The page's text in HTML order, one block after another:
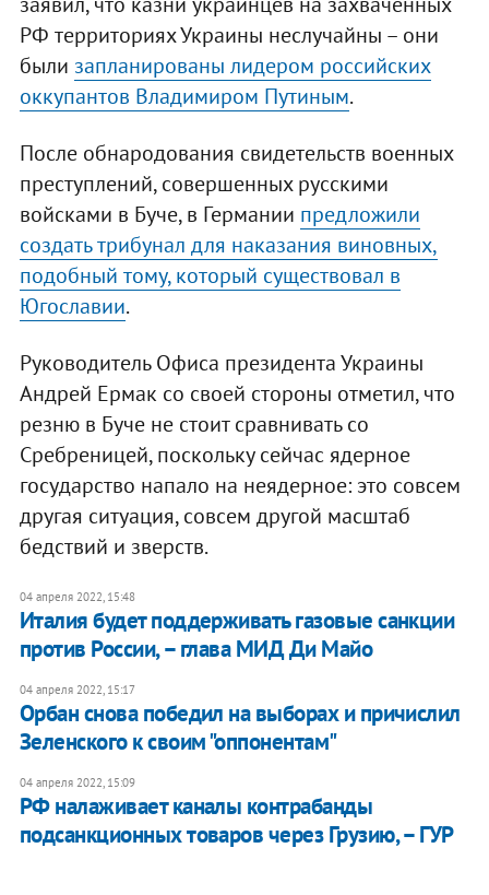
РФ территориях Украины неслучайны – они
были запланированы лидером российских
оккупантов Владимиром Путиным.
После обнародования свидетельств военных
преступлений, совершенных русскими
войсками в Буче, в Германии предложили
создать трибунал для наказания виновных,
подобный тому, который существовал в
Югославии.
Руководитель Офиса президента Украины
Андрей Ермак со своей стороны отметил, что
резню в Буче не стоит сравнивать со
Сребреницей, поскольку сейчас ядерное
государство напало на неядерное: это совсем
другая ситуация, совсем другой масштаб
бедствий и зверств.
04 апреля 2022, 15:48
Италия будет поддерживать газовые санкции
против России, – глава МИД Ди Майо
04 апреля 2022, 15:17
Орбан снова победил на выборах и причислил
Зеленского к своим "оппонентам"
04 апреля 2022, 15:09
РФ налаживает каналы контрабанды
подсанкционных товаров через Грузию, – ГУР